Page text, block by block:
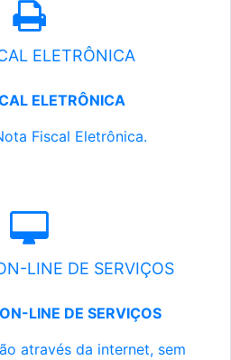
ELETRÔNICA
ELETRÔNICA
Fiscal Eletrônica.
LINE DE SERVIÇOS
LINE DE SERVIÇOS
através da internet, sem